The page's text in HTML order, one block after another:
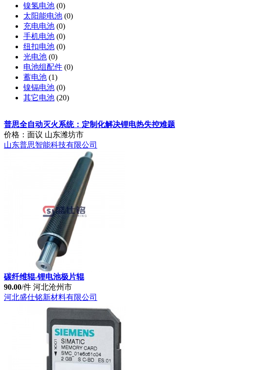
镍氢电池 (0)
太阳能电池 (0)
充电电池 (0)
手机电池 (0)
纽扣电池 (0)
光电池 (0)
电池组配件 (0)
蓄电池 (1)
镍镉电池 (0)
其它电池 (20)
普思全自动灭火系统：定制化解决锂电热失控难题
价格：面议 山东潍坊市
山东普思智能科技有限公司